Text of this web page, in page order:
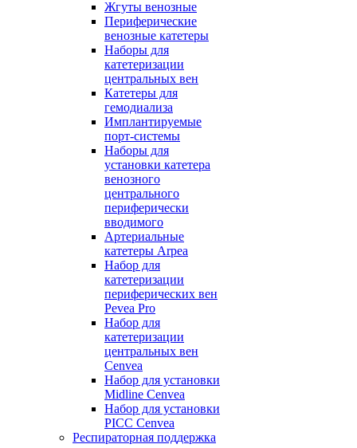
Жгуты венозные
Периферические
венозные катетеры
Наборы для
катетеризации
центральных вен
Катетеры для
гемодиализа
Имплантируемые
порт‑системы
Наборы для
установки катетера
венозного
центрального
периферически
вводимого
Артериальные
катетеры Arpea
Набор для
катетеризации
периферических вен
Pevea Pro
Набор для
катетеризации
центральных вен
Cenvea
Набор для установки
Midline Cenvea
Набор для установки
PICC Cenvea
Респираторная поддержка